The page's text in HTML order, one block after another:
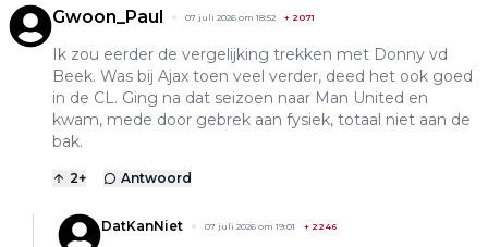
Gwoon_Paul 07 juli 2026 om 18:52 + 2071
Ik zou eerder de vergelijking trekken met Donny vd
Beek. Was bij Ajax toen veel verder, deed het ook goed
in de CL. Ging na dat seizoen naar Man United en
kwam, mede door gebrek aan fysiek, totaal niet aan de
bak.
2+ Antwoord
DatKanNiet 07 juli 2026 om 19:01 + 2246